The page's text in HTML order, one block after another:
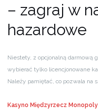
– zagraj w
hazardowe
Niestety, z opcjonalną darmową
wybierać tylko licencjonowane
Należy pamiętać, co pozwala
Kasyno Międzyrzecz